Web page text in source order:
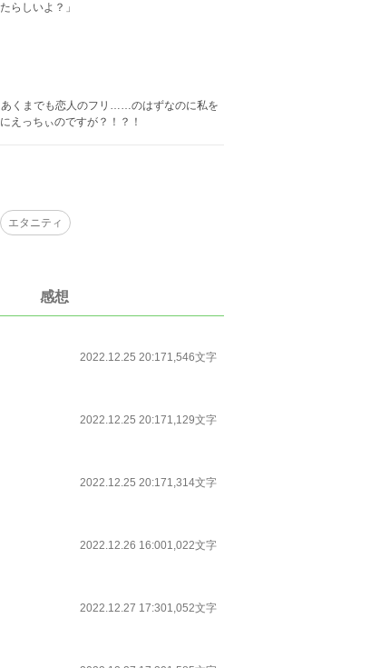
らしいよ？」
くまでも恋人のフリ……のはずなのに私を
えっちぃのですが？！？！
エタニティ
感想
2022.12.25 20:171,546文字
2022.12.25 20:171,129文字
2022.12.25 20:171,314文字
2022.12.26 16:001,022文字
2022.12.27 17:301,052文字